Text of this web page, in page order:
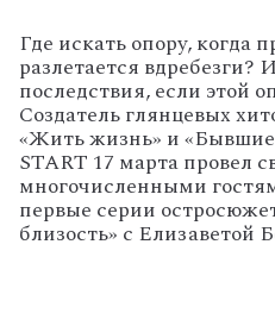
Где искать опору, когда
разлетается вдребезги?
последствия, если этой
Создатель глянцевых
«Жить жизнь» и
START 17 марта провел
многочисленными
первые серии
близость» с Елизаветой